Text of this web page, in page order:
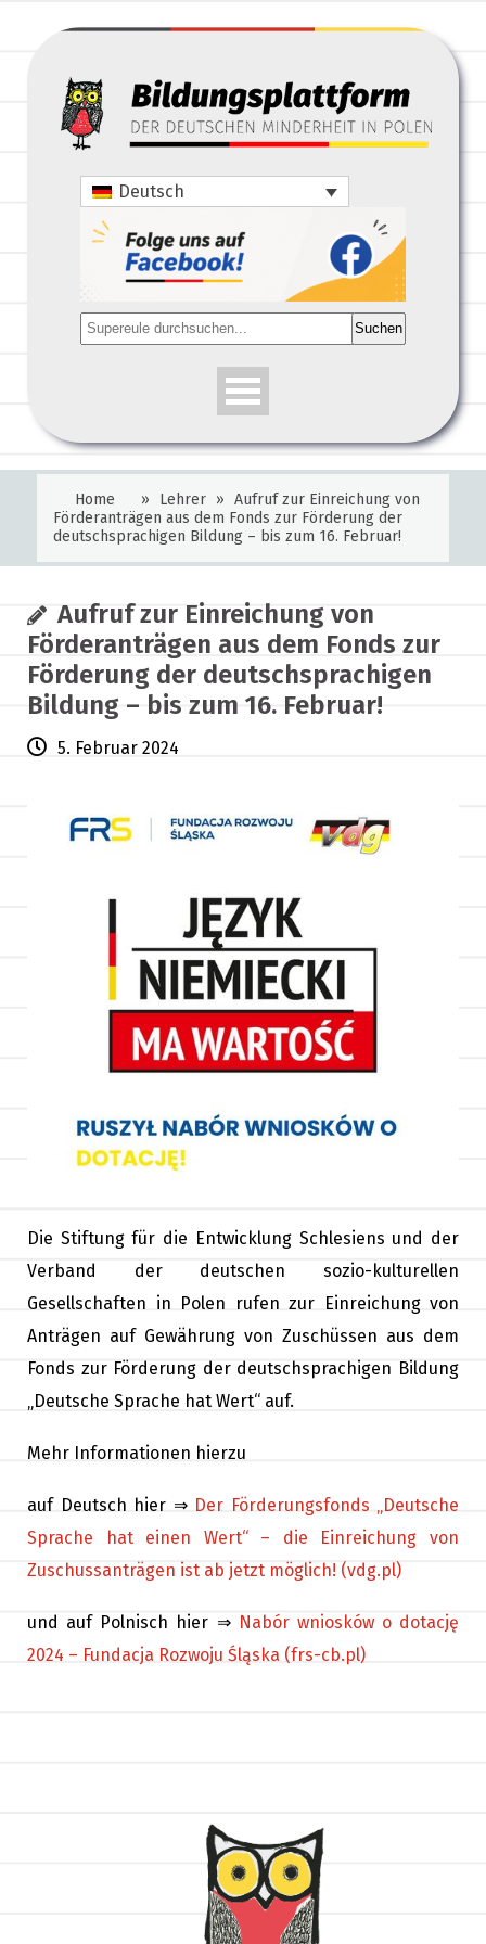
Deutsch
Suchen
Home » Lehrer » Aufruf zur Einreichung von
Förderanträgen aus dem Fonds zur Förderung der
deutschsprachigen Bildung – bis zum 16. Februar!
Aufruf zur Einreichung von
Förderanträgen aus dem Fonds zur
Förderung der deutschsprachigen
Bildung – bis zum 16. Februar!
5. Februar 2024
Die Stiftung für die Entwicklung Schlesiens und der
Verband der deutschen sozio-kulturellen
Gesellschaften in Polen rufen zur Einreichung von
Anträgen auf Gewährung von Zuschüssen aus dem
Fonds zur Förderung der deutschsprachigen Bildung
„Deutsche Sprache hat Wert“ auf.
Mehr Informationen hierzu
auf Deutsch hier ⇒ Der Förderungsfonds „Deutsche
Sprache hat einen Wert“ – die Einreichung von
Zuschussanträgen ist ab jetzt möglich! (vdg.pl)
und auf Polnisch hier ⇒ Nabór wniosków o dotację
2024 – Fundacja Rozwoju Śląska (frs-cb.pl)